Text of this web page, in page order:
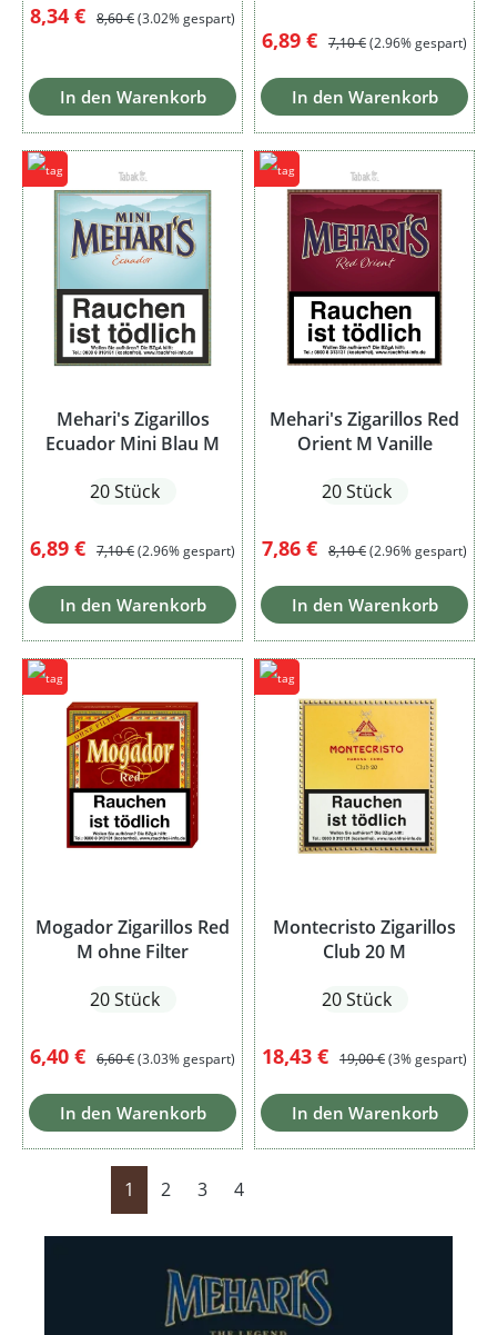
Verkaufspreis:
8,34 € Regulärer Preis:
8,60 €(3.02% gespart)
In den Warenkorb
Verkaufspreis:
6,89 € Regulärer Preis:
7,10 €(2.96% gespart)
In den Warenkorb
Mehari's Zigarillos
Ecuador Mini Blau M
20 Stück
Verkaufspreis:
6,89 € Regulärer Preis:
7,10 €(2.96% gespart)
In den Warenkorb
Mehari's Zigarillos Red
Orient M Vanille
20 Stück
Verkaufspreis:
7,86 € Regulärer Preis:
8,10 €(2.96% gespart)
In den Warenkorb
Mogador Zigarillos Red
M ohne Filter
20 Stück
Verkaufspreis:
6,40 € Regulärer Preis:
6,60 €(3.03% gespart)
In den Warenkorb
Montecristo Zigarillos
Club 20 M
20 Stück
Verkaufspreis:
18,43 € Regulärer Preis:
19,00 €(3% gespart)
In den Warenkorb
Seite
1 Seite
2 Seite
3 Seite
4